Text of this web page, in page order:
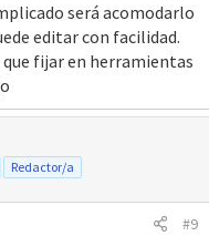
será acomodarlo
editar con facilidad.
fijar en herramientas
Redactor/a
#9